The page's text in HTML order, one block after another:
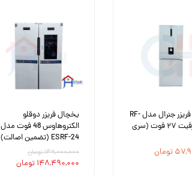
یخچال فریزر جنرال مدل RF-
M22 ظرفیت ۲۷ فوت (سری
تومان
یخچال فریزر دوقلو
الکتروهاوس 48 فوت مدل
ESRF-24 (تضمین اصالت)
۱۴۹,۰۰۰,۰۰۰ تومان
۱۴۸,۴۹۰,۰۰۰ تومان